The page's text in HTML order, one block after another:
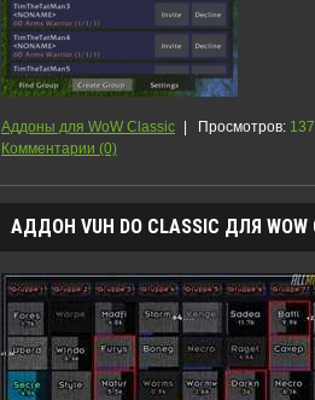
Аддоны для WoW Classic | Просмотров:
Комментарии (0)
АДДОН VUH DO CLASSIC ДЛЯ WOW